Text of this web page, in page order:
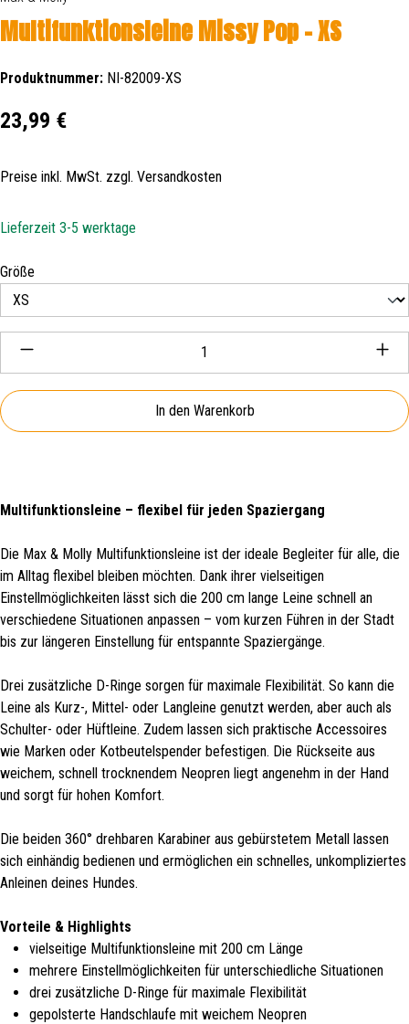
Multifunktionsleine Missy Pop - XS
Produktnummer: NI-82009-XS
Regulärer Preis:
23,99 €
Preise inkl. MwSt. zzgl. Versandkosten
Lieferzeit 3-5 werktage
Größe
Produkt Anzahl: Gib den gewünschten Wert ein oder
In den Warenkorb
Multifunktionsleine – flexibel für jeden Spaziergang
Die Max & Molly Multifunktionsleine ist der ideale Begleiter für alle, die
im Alltag flexibel bleiben möchten. Dank ihrer vielseitigen
Einstellmöglichkeiten lässt sich die 200 cm lange Leine schnell an
verschiedene Situationen anpassen – vom kurzen Führen in der Stadt
bis zur längeren Einstellung für entspannte Spaziergänge.
Drei zusätzliche D-Ringe sorgen für maximale Flexibilität. So kann die
Leine als Kurz-, Mittel- oder Langleine genutzt werden, aber auch als
Schulter- oder Hüftleine. Zudem lassen sich praktische Accessoires
wie Marken oder Kotbeutelspender befestigen. Die Rückseite aus
weichem, schnell trocknendem Neopren liegt angenehm in der Hand
und sorgt für hohen Komfort.
Die beiden 360° drehbaren Karabiner aus gebürstetem Metall lassen
sich einhändig bedienen und ermöglichen ein schnelles, unkompliziertes
Anleinen deines Hundes.
Vorteile & Highlights
vielseitige Multifunktionsleine mit 200 cm Länge
mehrere Einstellmöglichkeiten für unterschiedliche Situationen
drei zusätzliche D-Ringe für maximale Flexibilität
gepolsterte Handschlaufe mit weichem Neopren